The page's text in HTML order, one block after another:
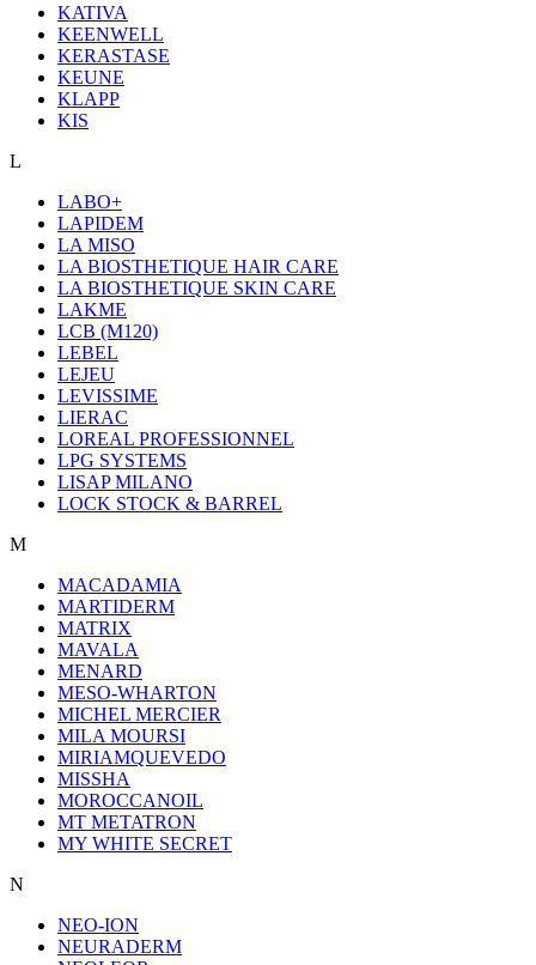
KATIVA
KEENWELL
KERASTASE
KEUNE
KLAPP
KIS
L
LABO+
LAPIDEM
LA MISO
LA BIOSTHETIQUE HAIR CARE
LA BIOSTHETIQUE SKIN CARE
LAKME
LCB (M120)
LEBEL
LEJEU
LEVISSIME
LIERAC
LOREAL PROFESSIONNEL
LPG SYSTEMS
LISAP MILANO
LOCK STOCK & BARREL
M
MACADAMIA
MARTIDERM
MATRIX
MAVALA
MENARD
MESO-WHARTON
MICHEL MERCIER
MILA MOURSI
MIRIAMQUEVEDO
MISSHA
MOROCCANOIL
MT METATRON
MY WHITE SECRET
N
NEO-ION
NEURADERM